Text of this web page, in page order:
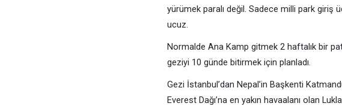
yürümek paralı değil. Sadece milli park giriş
ucuz.
Normalde Ana Kamp gitmek 2 haftalık bir
geziyi 10 günde bitirmek için planladı.
Gezi İstanbul’dan Nepal’in Başkenti
Everest Dağı’na en yakın havaalanı olan